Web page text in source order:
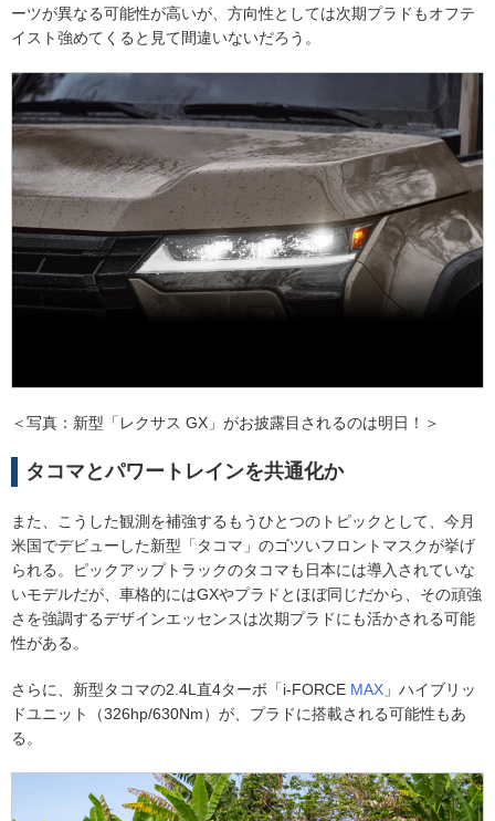
ーツが異なる可能性が高いが、方向性としては次期プラドもオフテ
イスト強めてくると見て間違いないだろう。
＜写真：新型「レクサス GX」がお披露目されるのは明日！＞
タコマとパワートレインを共通化か
また、こうした観測を補強するもうひとつのトピックとして、今月
米国でデビューした新型「タコマ」のゴツいフロントマスクが挙げ
られる。ピックアップトラックのタコマも日本には導入されていな
いモデルだが、車格的にはGXやプラドとほぼ同じだから、その頑強
さを強調するデザインエッセンスは次期プラドにも活かされる可能
性がある。
さらに、新型タコマの2.4L直4ターボ「i-FORCE MAX 」ハイブリッ
ドユニット（326hp/630Nm）が、プラドに搭載される可能性もあ
る。